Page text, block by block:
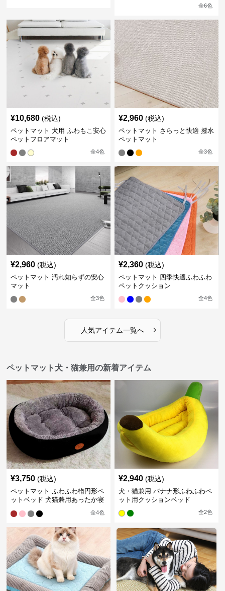
全6色
¥10,680 (税込)
ペットマット 犬用 ふわもこ安心
ペットフロアマット
全4色
¥2,960 (税込)
ペットマット さらっと快適 撥水
ペットマット
全3色
¥2,960 (税込)
ペットマット 汚れ知らずの安心
マット
全3色
¥2,360 (税込)
ペットマット 四季快適ふわふわ
ペットクッション
全4色
人気アイテム一覧へ ›
ペットマット犬・猫兼用の新着アイテム
¥3,750 (税込)
ペットマット ふわふわ楕円形ペ
ットベッド 犬猫兼用あったか寝
全4色
¥2,940 (税込)
犬・猫兼用 バナナ形ふわふわペ
ット用クッションベッド
全2色